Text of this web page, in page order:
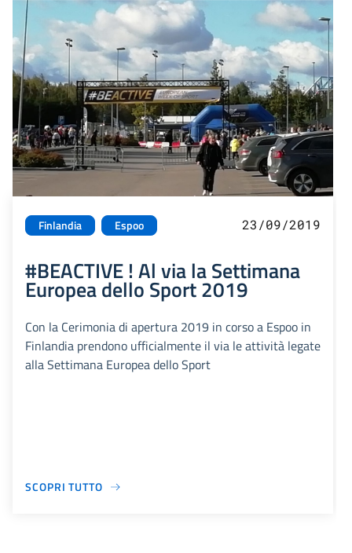
Finlandia Espoo 23/09/2019
#BEACTIVE ! Al via la Settimana
Europea dello Sport 2019
Con la Cerimonia di apertura 2019 in corso a Espoo in
Finlandia prendono ufficialmente il via le attività legate
alla Settimana Europea dello Sport
SCOPRI TUTTO